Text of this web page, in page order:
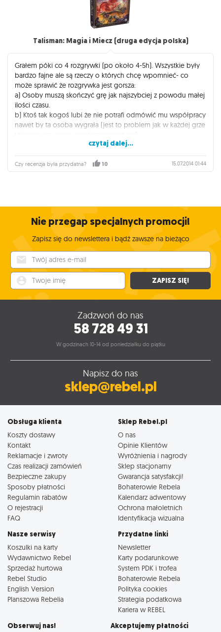
Talisman: Magia i Miecz (druga edycja polska)
Grałem póki co 4 rozgrywki (po około 4-5h). Wszystkie były
bardzo fajne ale są rzeczy o których chcę wpomnieć- co
może sprawić że rozgrywka jest gorsza:
a) Osoby muszą skończyć grę jak najszybciej z powodu małej
ilości czasu.
b) Ktoś tak kogoś lubi że nie potrafi odmówić mu współpracy
nawet by ta osoba wygrała (jest to problem jak w każdej grze
która opiera sie na współzawodnictwie)
c) Karty się znudzą (karty przy długiej rozgrywce mogą się
dosyć często powtarzać)
Ogólnie polecam grę gdy szuka się czegoś prostego, miłego
czytaj dalej...
Czy recenzja była przydatna? 10 15.07.2014 01:44
Nie przegap specjalnych promocji!
Zapisz się do newslettera i bądź zawsze na bieżąco
ZAPISZ SIĘ!
Zadzwoń do nas
58 728 49 31
W godzinach 10-14 od poniedziałku do piątku
Napisz do nas
sklep@rebel.pl
Obsługa klienta
Koszty dostawy
Kontakt
Reklamacje i zwroty
Czas realizacji zamówień
Bezpieczne zakupy
Sposoby płatności
Regulamin rabatów
O rejestracji
FAQ
Sklep Rebel.pl
O nas
Opinie Klientów
Wyróżnienia i nagrody
Sklep stacjonarny
Gwarancja satysfakcji!
Bohaterowie Rebela
Kalendarz adwentowy
Ochrona małoletnich
Identyfikacja wizualna
Nasze serwisy
Koszulki na karty
Wydawnictwo Rebel
Sprzedaż hurtowa
Rebel Studio
English Version
Planszowa Rebelia
Przydatne linki
Newsletter
Karty podarunkowe
System PDK i trofea
Bohaterowie Rebela
Polityka cookies
Strategia podatkowa
Kariera w REBEL
Obserwuj nas! Akceptujemy płatności